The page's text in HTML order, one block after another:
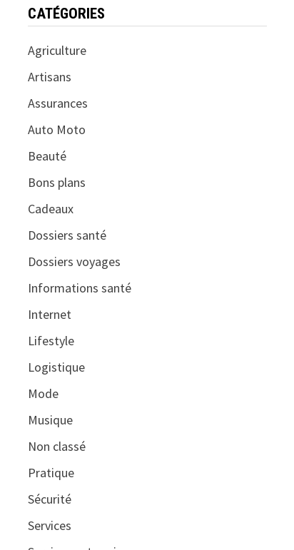
CATÉGORIES
Agriculture
Artisans
Assurances
Auto Moto
Beauté
Bons plans
Cadeaux
Dossiers santé
Dossiers voyages
Informations santé
Internet
Lifestyle
Logistique
Mode
Musique
Non classé
Pratique
Sécurité
Services